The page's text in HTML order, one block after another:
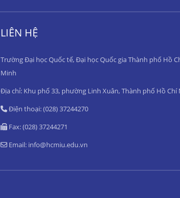
LIÊN HỆ
Trường Đại học Quốc tế, Đại học Quốc gia Thành phố Hồ
Minh
Địa chỉ: Khu phố 33, phường Linh Xuân, Thành phố Hồ Chí
Điện thoại: (028) 37244270
Fax: (028) 37244271
Email: info@hcmiu.edu.vn